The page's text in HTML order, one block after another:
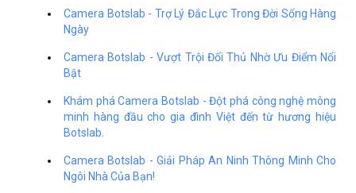
Camera Botslab - Trợ Lý Đắc Lực Trong Đời Sống Hàng
Ngày
Camera Botslab - Vượt Trội Đối Thủ Nhờ Ưu Điểm Nổi
Bật
Khám phá Camera Botslab - Đột phá công nghệ mông
minh hàng đầu cho gia đình Việt đến từ hương hiệu
Botslab.
Camera Botslab - Giải Pháp An Ninh Thông Minh Cho
Ngôi Nhà Của Bạn!